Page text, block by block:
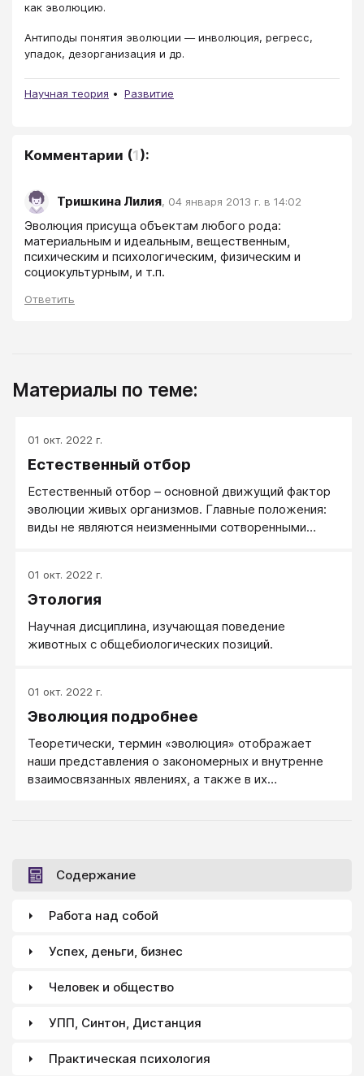
как эволюцию.
Антиподы понятия эволюции — инволюция, регресс,
упадок, дезорганизация и др.
Научная теория Развитие
Комментарии (1):
Тришкина Лилия, 04 января 2013 г. в 14:02
Эволюция присуща объектам любого рода:
материальным и идеальным, вещественным,
психическим и психологическим, физическим и
социокультурным, и т.п.
Ответить
Материалы по теме:
01 окт. 2022 г.
Естественный отбор
Естественный отбор – основной движущий фактор
эволюции живых организмов. Главные положения:
виды не являются неизменными сотворенными
в борьбе за существование. Особенности
организации, благоприятные для добывания пищи,
наследственно передаваясь потомству,
укрепляются и накапливаются. Таким образом,
пережить более слабых и оставить потомство.
01 окт. 2022 г.
Этология
Научная дисциплина, изучающая поведение
животных с общебиологических позиций.
01 окт. 2022 г.
Эволюция подробнее
Теоретически, термин «эволюция» отображает
наши представления о закономерных и внутренне
взаимосвязанных явлениях, а также в их
Содержание
Работа над собой
Успех, деньги, бизнес
Человек и общество
УПП, Синтон, Дистанция
Практическая психология